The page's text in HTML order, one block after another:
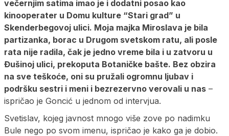
večernjim satima imao je i dodatni posao kao
kinooperater u Domu kulture “Stari grad” u
Skenderbegovoj ulici. Moja majka Miroslava je bila
partizanka, borac u Drugom svetskom ratu, ali posle
rata nije radila, čak je jedno vreme bila i u zatvoru u
Đušinoj ulici, prekoputa Botaničke bašte. Bez obzira
na sve teškoće, oni su pružali ogromnu ljubav i
podršku sestri i meni i bezrezervno verovali u nas –
ispričao je Goncić u jednom od intervjua.
Svetislav, kojeg javnost mnogo više zove po nadimku
Bule nego po svom imenu, ispričao je kako ga je dobio.